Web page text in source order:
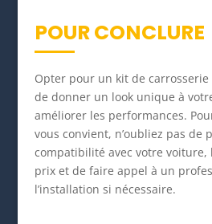
POUR CONCLURE
Opter pour un kit de
de donner un look unique à
améliorer les performances.
vous convient, n’oubliez pas de
compatibilité avec votre
prix et de faire appel à un
l’installation si nécessaire.